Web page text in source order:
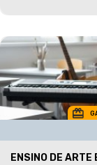
ENSINO DE ARTE